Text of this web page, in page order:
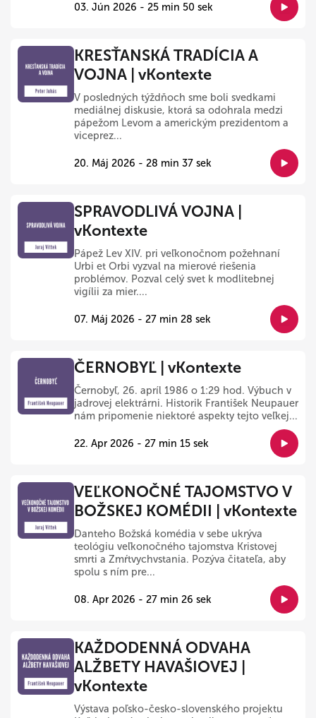
03. Jún 2026 - 25 min 50 sek
KRESŤANSKÁ TRADÍCIA A
VOJNA | vKontexte
V posledných týždňoch sme boli svedkami
mediálnej diskusie, ktorá sa odohrala medzi
pápežom Levom a americkým prezidentom a
viceprez...
20. Máj 2026 - 28 min 37 sek
SPRAVODLIVÁ VOJNA |
vKontexte
Pápež Lev XIV. pri veľkonočnom požehnaní
Urbi et Orbi vyzval na mierové riešenia
problémov. Pozval celý svet k modlitebnej
vigílii za mier....
07. Máj 2026 - 27 min 28 sek
ČERNOBYĽ | vKontexte
Černobyľ, 26. apríl 1986 o 1:29 hod. Výbuch v
jadrovej elektrárni. Historik František Neupauer
nám pripomenie niektoré aspekty tejto veľkej...
22. Apr 2026 - 27 min 15 sek
VEĽKONOČNÉ TAJOMSTVO V
BOŽSKEJ KOMÉDII | vKontexte
Danteho Božská komédia v sebe ukrýva
teológiu veľkonočného tajomstva Kristovej
smrti a Zmŕtvychvstania. Pozýva čitateľa, aby
spolu s ním pre...
08. Apr 2026 - 27 min 26 sek
KAŽDODENNÁ ODVAHA
ALŽBETY HAVAŠIOVEJ |
vKontexte
Výstava poľsko-česko-slovenského projektu